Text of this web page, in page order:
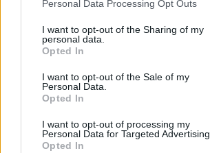
Personal Data Processing Opt Outs
I want to opt-out of the Sharing of my
personal data.
Opted In
I want to opt-out of the Sale of my
Personal Data.
Opted In
I want to opt-out of processing my
Personal Data for Targeted Advertising.
Opted In
2026. augusztus 08., szombat